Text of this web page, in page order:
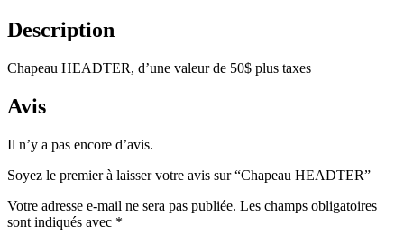
Description
Chapeau HEADTER, d’une valeur de 50$ plus taxes
Avis
Il n’y a pas encore d’avis.
Soyez le premier à laisser votre avis sur “Chapeau HEADTER”
Votre adresse e-mail ne sera pas publiée. Les champs obligatoires
sont indiqués avec *